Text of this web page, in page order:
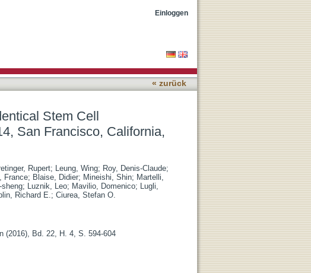
Symposium-Haplo2014,
Einloggen
« zurück
Stem Cell
San Francisco, California,
Rupert; Leung, Wing; Roy, Denis-Claude;
France; Blaise, Didier; Mineishi, Shin; Martelli,
; Luznik, Leo; Mavilio, Domenico; Lugli,
Richard E.; Ciurea, Stefan O.
(2016), Bd. 22, H. 4, S. 594-604